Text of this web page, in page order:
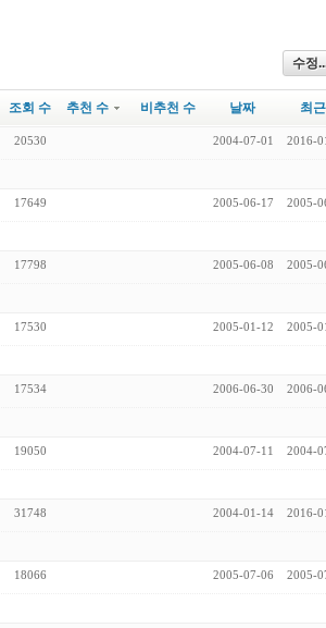
수정
조회 수 추천 수 비추천 수 날짜 최
20530 2004-07-01 2016-
17649 2005-06-17 2005-
17798 2005-06-08 2005-
17530 2005-01-12 2005-
17534 2006-06-30 2006-
19050 2004-07-11 2004-
31748 2004-01-14 2016-
18066 2005-07-06 2005-